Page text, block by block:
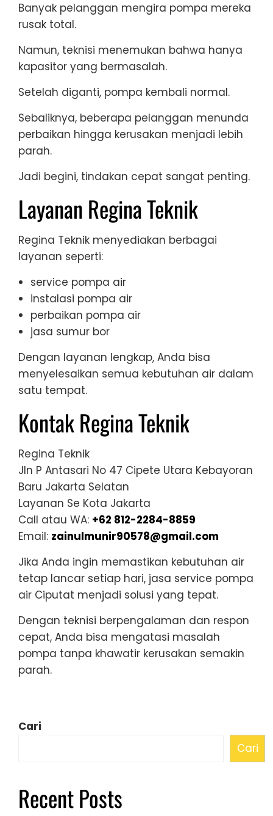
Banyak pelanggan mengira pompa mereka
rusak total.
Namun, teknisi menemukan bahwa hanya
kapasitor yang bermasalah.
Setelah diganti, pompa kembali normal.
Sebaliknya, beberapa pelanggan menunda
perbaikan hingga kerusakan menjadi lebih
parah.
Jadi begini, tindakan cepat sangat penting.
Layanan Regina Teknik
Regina Teknik menyediakan berbagai
layanan seperti:
service pompa air
instalasi pompa air
perbaikan pompa air
jasa sumur bor
Dengan layanan lengkap, Anda bisa
menyelesaikan semua kebutuhan air dalam
satu tempat.
Kontak Regina Teknik
Regina Teknik
Jln P Antasari No 47 Cipete Utara Kebayoran
Baru Jakarta Selatan
Layanan Se Kota Jakarta
Call atau WA: +62 812-2284-8859
Email: zainulmunir90578@gmail.com
Jika Anda ingin memastikan kebutuhan air
tetap lancar setiap hari, jasa service pompa
air Ciputat menjadi solusi yang tepat.
Dengan teknisi berpengalaman dan respon
cepat, Anda bisa mengatasi masalah
pompa tanpa khawatir kerusakan semakin
parah.
Cari
Cari
Recent Posts